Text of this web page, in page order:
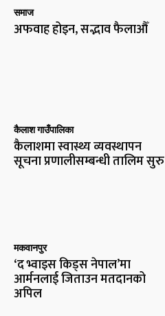
समाज
अफवाह होइन, सद्भाव फैलाऔँ
कैलाश गाउँपालिका
कैलाशमा स्वास्थ्य व्यवस्थापन
सूचना प्रणालीसम्बन्धी तालिम सुरु
मकवानपुर
‘द भ्वाइस किड्स नेपाल’मा
आर्मनलाई जिताउन मतदानको
अपिल